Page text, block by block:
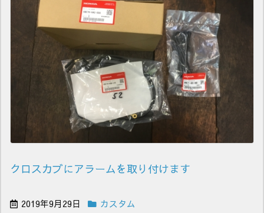
クロスカブにアラームを取り付けます
2019年9月29日 カスタム